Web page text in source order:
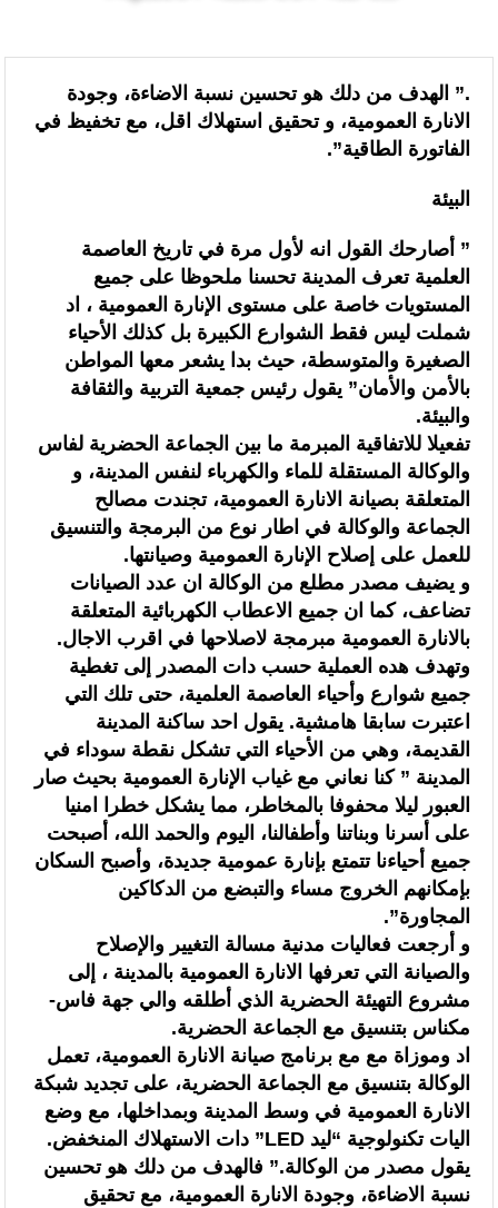
(مصدر حكومي)
برقية تهنئة إلى جلالة الملك من المدير العام لمنظمة “إيسيسكو” بمناسبة عيد
المنتخب المغربي للسيدات يتأهل إلى ربع النهائي عقب تعادله أمام نظيره
السنغالي (0-0)
الأحداث التي شهدتها نقاط العبور المؤدية إلى سبتة ومليلية جاءت نتيجة عوامل
متداخلة في مقدمتها الاستغلال المغرض للفضاء الرقمي وترويج معلومات مضللة
(الناطق الرسمي باسم وزارة الداخلية)
الشاعر العراقي الأمين الكرخي يشيد بالمغرب: نموذج للتسامح والتعايش ومسار
تنموي واعد
حركة الشعر العالمية بالمغرب تحتفي بالمبادرة الدولية للسلام
انتخابات المجلس الوطني للصحافة.. اللجنة المؤقتة تدعو المؤسسات الصحفية
إلى موافاتها باللوائح المحينة للصحافيين المهنيين في أجل أقصاه 4 غشت
.” الهدف من دلك هو تحسين نسبة الاضاءة، وجودة
الانارة العمومية، و تحقيق استهلاك اقل، مع تخفيظ في
الفاتورة الطاقية”.
البيئة
” أصارحك القول انه لأول مرة في تاريخ العاصمة
العلمية تعرف المدينة تحسنا ملحوظا على جميع
المستويات خاصة على مستوى الإنارة العمومية ، اد
شملت ليس فقط الشوارع الكبيرة بل كذلك الأحياء
الصغيرة والمتوسطة، حيث بدا يشعر معها المواطن
بالأمن والأمان” يقول رئيس جمعية التربية والثقافة
والبيئة.
تفعيلا للاتفاقية المبرمة ما بين الجماعة الحضرية لفاس
والوكالة المستقلة للماء والكهرباء لنفس المدينة، و
المتعلقة بصيانة الانارة العمومية، تجندت مصالح
الجماعة والوكالة في اطار نوع من البرمجة والتنسيق
للعمل على إصلاح الإنارة العمومية وصيانتها.
و يضيف مصدر مطلع من الوكالة ان عدد الصيانات
تضاعف، كما ان جميع الاعطاب الكهربائية المتعلقة
بالانارة العمومية مبرمجة لاصلاحها في اقرب الاجال.
وتهدف هده العملية حسب دات المصدر إلى تغطية
جميع شوارع وأحياء العاصمة العلمية، حتى تلك التي
اعتبرت سابقا هامشية. يقول احد ساكنة المدينة
القديمة، وهي من الأحياء التي تشكل نقطة سوداء في
المدينة ” كنا نعاني مع غياب الإنارة العمومية بحيث صار
العبور ليلا محفوفا بالمخاطر، مما يشكل خطرا امنيا
على أسرنا وبناتنا وأطفالنا، اليوم والحمد الله، أصبحت
جميع أحياءنا تتمتع بإنارة عمومية جديدة، وأصبح السكان
بإمكانهم الخروج مساء والتبضع من الدكاكين
المجاورة”.
و أرجعت فعاليات مدنية مسالة التغيير والإصلاح
والصيانة التي تعرفها الانارة العمومية بالمدينة ، إلى
مشروع التهيئة الحضرية الذي أطلقه والي جهة فاس-
مكناس بتنسيق مع الجماعة الحضرية.
اد وموزاة مع مع برنامج صيانة الانارة العمومية، تعمل
الوكالة بتنسيق مع الجماعة الحضرية، على تجديد شبكة
الانارة العمومية في وسط المدينة وبمداخلها، مع وضع
اليات تكنولوجية “ليد LED” دات الاستهلاك المنخفض.
يقول مصدر من الوكالة.” فالهدف من دلك هو تحسين
نسبة الاضاءة، وجودة الانارة العمومية، مع تحقيق